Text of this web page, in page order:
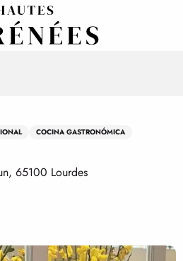
COCINA GASTRONÓMICA
65100 Lourdes